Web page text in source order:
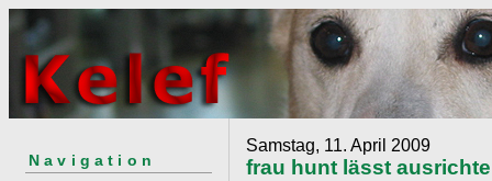
Navigation
Samstag, 11. April 2009
frau hunt lässt